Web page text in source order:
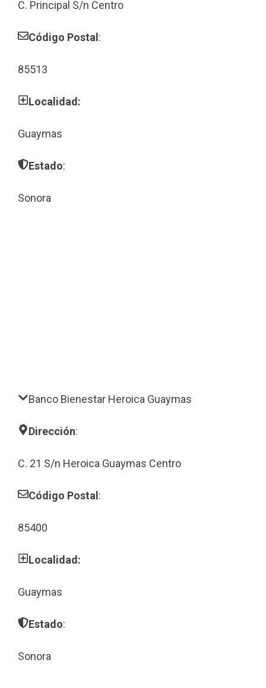
C. Principal S/n Centro
Código Postal :
85513
Localidad:
Guaymas
Estado:
Sonora
Banco Bienestar Heroica Guaymas
Dirección:
C. 21 S/n Heroica Guaymas Centro
Código Postal :
85400
Localidad:
Guaymas
Estado:
Sonora